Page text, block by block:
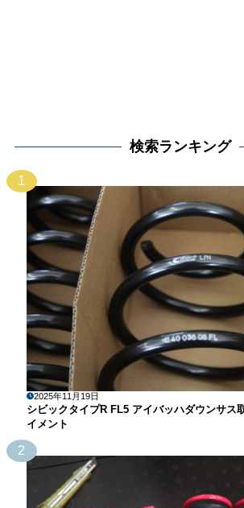
検索ランキング
1
2025年11月19日
シビックタイプR FL5 アイバッハダウンサス
イメント
2